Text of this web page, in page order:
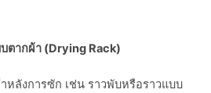
ตากผ้า (Drying Rack)
หลังการซัก เช่น ราวพับหรือราวแบบ